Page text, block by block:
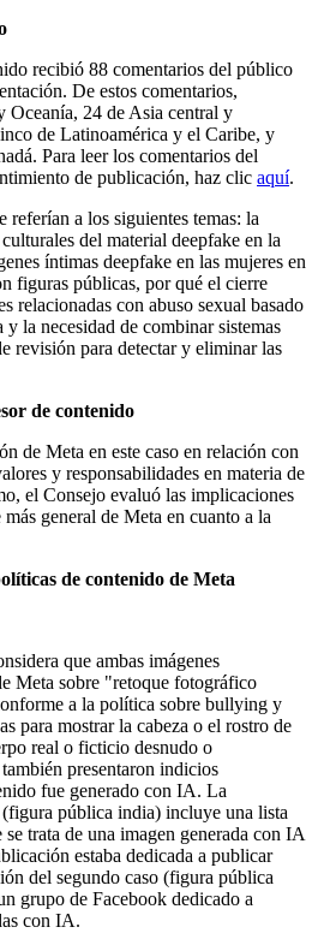
recibió 88 comentarios del público
De estos comentarios,
Oceanía, 24 de Asia central y
de Latinoamérica y el Caribe, y
Para leer los comentarios del
de publicación, haz clic aquí.
referían a los siguientes temas: la
del material deepfake en la
íntimas deepfake en las mujeres en
figuras públicas, por qué el cierre
relacionadas con abuso sexual basado
y la necesidad de combinar sistemas
revisión para detectar y eliminar las
de contenido
de Meta en este caso en relación con
y responsabilidades en materia de
el Consejo evaluó las implicaciones
general de Meta en cuanto a la
de contenido de Meta
que ambas imágenes
Meta sobre "retoque fotográfico
a la política sobre bullying y
para mostrar la cabeza o el rostro de
real o ficticio desnudo o
presentaron indicios
fue generado con IA. La
pública india) incluye una lista
trata de una imagen generada con IA
estaba dedicada a publicar
del segundo caso (figura pública
grupo de Facebook dedicado a
con IA.